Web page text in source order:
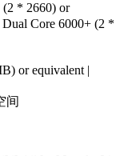
* 2660) or
Core 6000+ (2 *
or equivalent |
间